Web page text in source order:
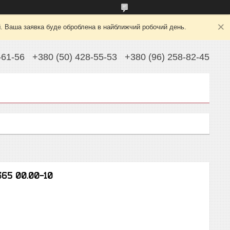
Ваша заявка буде оброблена в найближчий робочий день.
56 +380 (50) 428-55-53 +380 (96) 258-82-45
00.00-10